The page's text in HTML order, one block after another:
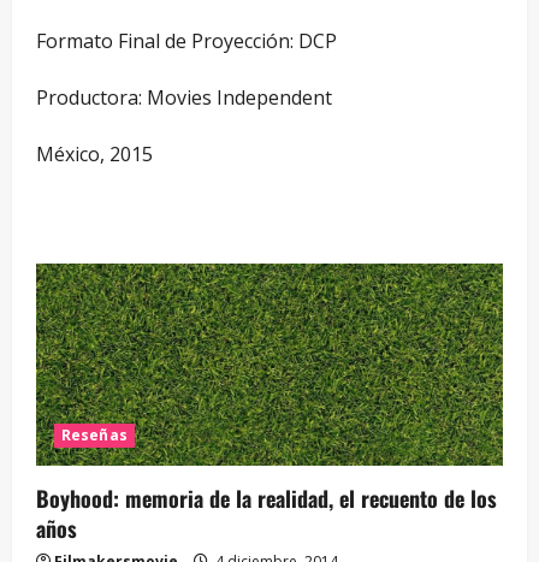
Formato Final de Proyección: DCP
Productora: Movies Independent
México, 2015
Reseñas
Boyhood: memoria de la realidad, el recuento de los
años